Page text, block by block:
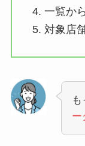
一覧か
対象店
ー